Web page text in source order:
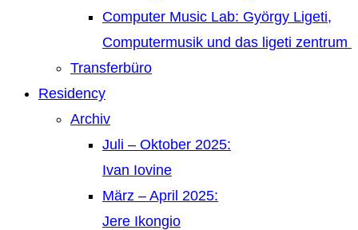
Computer Music Lab: György Ligeti,
Computermusik und das ligeti zentrum
Transferbüro
Residency
Archiv
Juli – Oktober 2025:
Ivan Iovine
März – April 2025:
Jere Ikongio